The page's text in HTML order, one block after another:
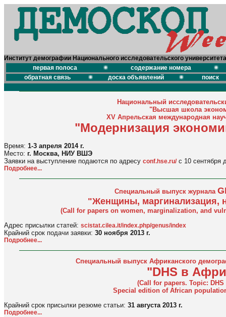
Институт демографии Национального исследовательского
первая полоса
содержание номера
обратная связь
доска объявлений поиск
Национальный
"Высшая школа
XV Апрельская международная
"Модернизация
Время: 1-3 апреля 2014 г.
Место: г. Москва, НИУ ВШЭ
Заявки на выступление подаются по адресу conf.hse.ru/с 10 сентября
Подробнее...
Специальный выпуск журнала
"Женщины, маргинализация,
(Call for papers on women, marginalization, and
Адрес присылки статей: scistat.cilea.it/index.php/genus/index
Крайний срок подачи заявки: 30 ноября 2013 г.
Подробнее...
Специальный выпуск Африканского
"DHS в
(Call for papers. Topic:
Special edition of African
Крайний срок присылки резюме статьи: 31 августа 2013 г.
Подробнее...